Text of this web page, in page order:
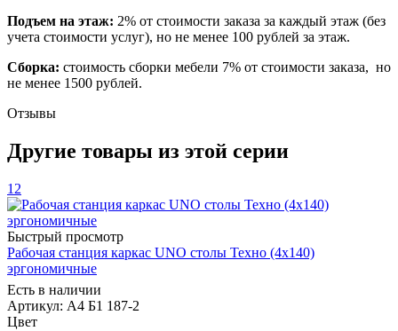
Подъем на этаж: 2% от стоимости заказа за каждый этаж (без
учета стоимости услуг), но не менее 100 рублей за этаж.
Сборка: стоимость сборки мебели 7% от стоимости заказа, но
не менее 1500 рублей.
Отзывы
Другие товары из этой серии
12
Быстрый просмотр
Рабочая станция каркас UNO столы Техно (4х140)
эргономичные
Есть в наличии
Артикул: А4 Б1 187-2
Цвет